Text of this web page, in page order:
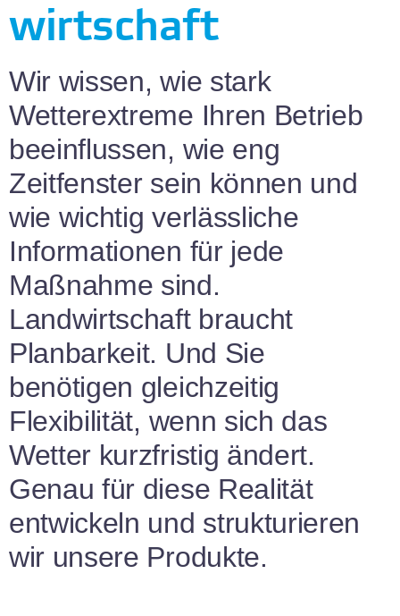
wirt­schaft
Wir wissen, wie stark
Wetterextreme Ihren Betrieb
beeinflussen, wie eng
Zeitfenster sein können und
wie wichtig verlässliche
Informationen für jede
Maßnahme sind.
Landwirtschaft braucht
Planbarkeit. Und Sie
benötigen gleichzeitig
Flexibilität, wenn sich das
Wetter kurzfristig ändert.
Genau für diese Realität
entwickeln und strukturieren
wir unsere Produkte.